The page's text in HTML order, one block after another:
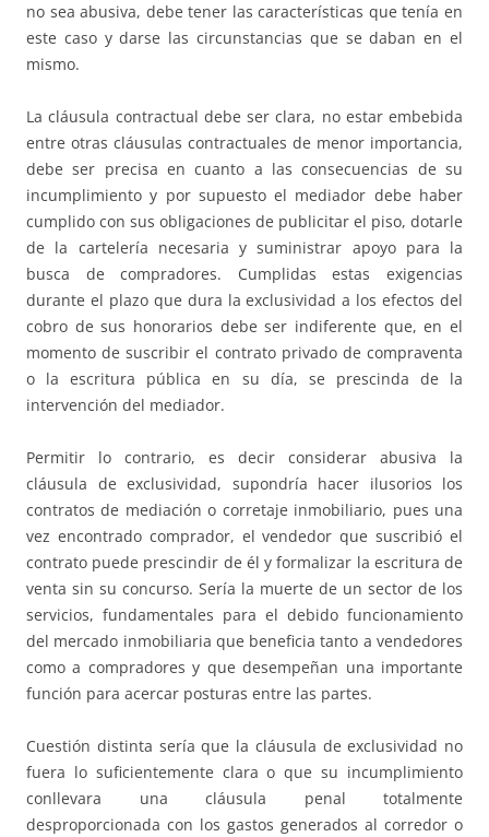
no sea abusiva, debe tener las características que tenía en
este caso y darse las circunstancias que se daban en el
mismo.
La cláusula contractual debe ser clara, no estar embebida
entre otras cláusulas contractuales de menor importancia,
debe ser precisa en cuanto a las consecuencias de su
incumplimiento y por supuesto el mediador debe haber
cumplido con sus obligaciones de publicitar el piso, dotarle
de la cartelería necesaria y suministrar apoyo para la
busca de compradores. Cumplidas estas exigencias
durante el plazo que dura la exclusividad a los efectos del
cobro de sus honorarios debe ser indiferente que, en el
momento de suscribir el contrato privado de compraventa
o la escritura pública en su día, se prescinda de la
intervención del mediador.
Permitir lo contrario, es decir considerar abusiva la
cláusula de exclusividad, supondría hacer ilusorios los
contratos de mediación o corretaje inmobiliario, pues una
vez encontrado comprador, el vendedor que suscribió el
contrato puede prescindir de él y formalizar la escritura de
venta sin su concurso. Sería la muerte de un sector de los
servicios, fundamentales para el debido funcionamiento
del mercado inmobiliaria que beneficia tanto a vendedores
como a compradores y que desempeñan una importante
función para acercar posturas entre las partes.
Cuestión distinta sería que la cláusula de exclusividad no
fuera lo suficientemente clara o que su incumplimiento
conllevara una cláusula penal totalmente
desproporcionada con los gastos generados al corredor o